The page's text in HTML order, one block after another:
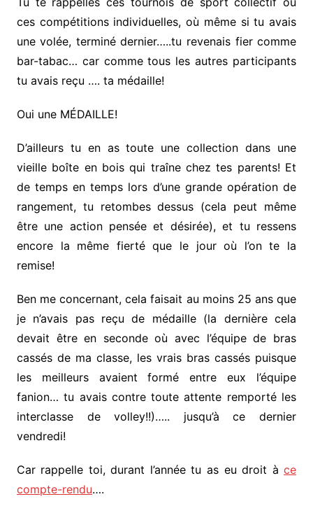
ces compétitions individuelles, où même si tu avais
une volée, terminé dernier…..tu revenais fier comme
bar-tabac… car comme tous les autres participants
tu avais reçu …. ta médaille!
Oui une MÉDAILLE!
D’ailleurs tu en as toute une collection dans une
vieille boîte en bois qui traîne chez tes parents! Et
de temps en temps lors d’une grande opération de
rangement, tu retombes dessus (cela peut même
être une action pensée et désirée), et tu ressens
encore la même fierté que le jour où l’on te la
remise!
Ben me concernant, cela faisait au moins 25 ans que
je n’avais pas reçu de médaille (la dernière cela
devait être en seconde où avec l’équipe de bras
cassés de ma classe, les vrais bras cassés puisque
les meilleurs avaient formé entre eux l’équipe
fanion… tu avais contre toute attente remporté les
interclasse de volley!!)….. jusqu’à ce dernier
vendredi!
Car rappelle toi, durant l’année tu as eu droit àce
compte-rendu….